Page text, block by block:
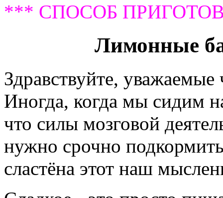
*** СПОСОБ
Лимонные
Здравствуйте, уважаемые
Иногда, когда мы сидим
что силы мозговой
нужно срочно
сластёна этот наш